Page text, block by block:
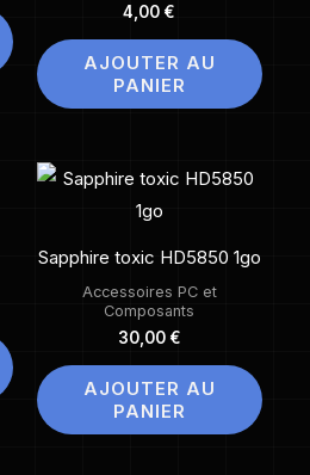
4,00 €
AJOUTER AU
PANIER
Sapphire toxic HD5850 1go
Accessoires PC et
Composants
30,00 €
AJOUTER AU
PANIER